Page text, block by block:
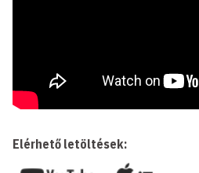
Elérhető letöltések: